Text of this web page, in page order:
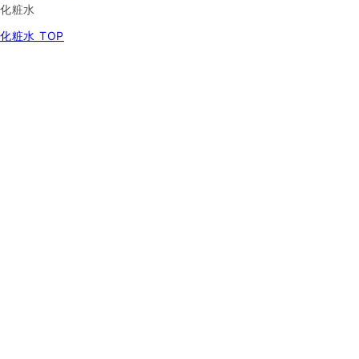
化粧水
化粧水 TOP